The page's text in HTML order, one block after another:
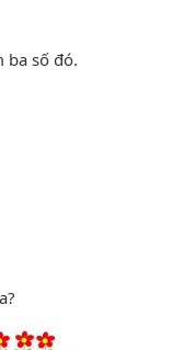
ba số đó.